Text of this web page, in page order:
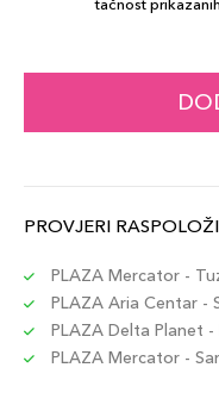
PROVJERI
PLAZA Mercator -
PLAZA Aria Centar -
PLAZA Delta Planet -
PLAZA Mercator -